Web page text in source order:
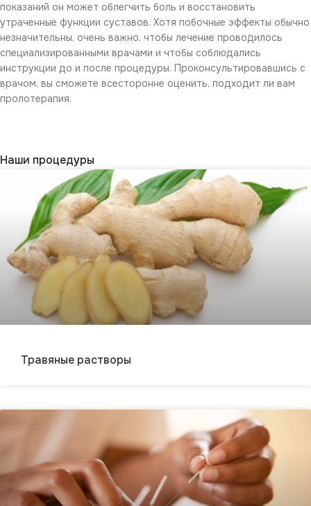
показаний он может облегчить боль и восстановить
утраченные функции суставов. Хотя побочные эффекты обычно
незначительны, очень важно, чтобы лечение проводилось
специализированными врачами и чтобы соблюдались
инструкции до и после процедуры. Проконсультировавшись с
врачом, вы сможете всесторонне оценить, подходит ли вам
пролотерапия.
Наши процедуры
Травяные растворы